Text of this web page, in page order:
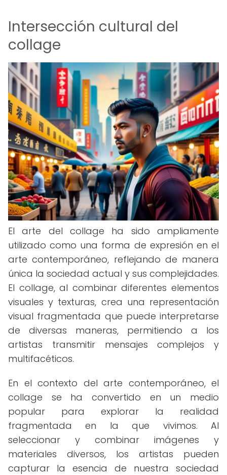
Intersección cultural del
collage
El arte del collage ha sido ampliamente
utilizado como una forma de expresión en el
arte contemporáneo, reflejando de manera
única la sociedad actual y sus complejidades.
El collage, al combinar diferentes elementos
visuales y texturas, crea una representación
visual fragmentada que puede interpretarse
de diversas maneras, permitiendo a los
artistas transmitir mensajes complejos y
multifacéticos.
En el contexto del arte contemporáneo, el
collage se ha convertido en un medio
popular para explorar la realidad
fragmentada en la que vivimos. Al
seleccionar y combinar imágenes y
materiales diversos, los artistas pueden
capturar la esencia de nuestra sociedad